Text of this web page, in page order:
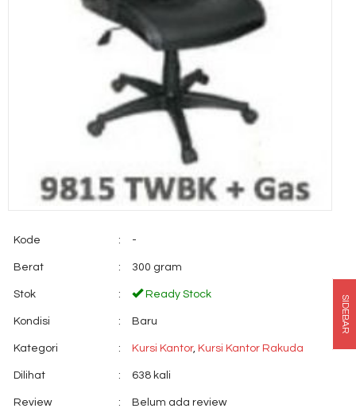
Kode : -
Berat : 300 gram
Stok : Ready Stock
Kondisi : Baru
Kategori : Kursi Kantor, Kursi Kantor Rakuda
Dilihat : 638 kali
Review : Belum ada review
SIDEBAR